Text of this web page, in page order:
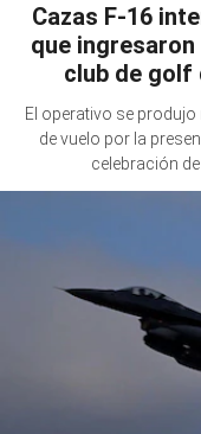
Cazas F-16
que
club de golf
El operativo se
de vuelo por la
celebración